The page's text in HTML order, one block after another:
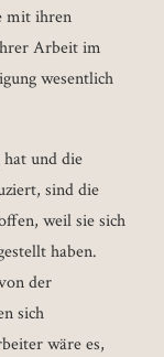
mit ihren
Arbeit im
wesentlich
hat und die
sind die
weil sie sich
haben.
der
sich
wäre es,